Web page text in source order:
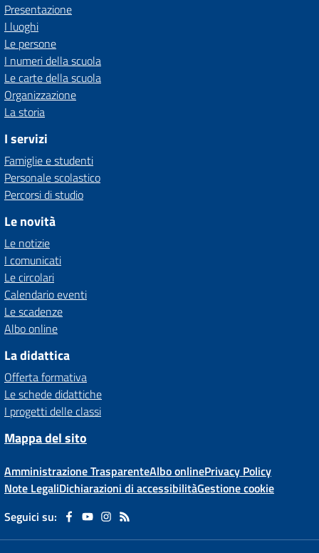
Presentazione
I luoghi
Le persone
I numeri della scuola
Le carte della scuola
Organizzazione
La storia
I servizi
Famiglie e studenti
Personale scolastico
Percorsi di studio
Le novità
Le notizie
I comunicati
Le circolari
Calendario eventi
Le scadenze
Albo online
La didattica
Offerta formativa
Le schede didattiche
I progetti delle classi
Mappa del sito
Amministrazione TrasparenteAlbo onlinePrivacy Policy
Note LegaliDichiarazioni di accessibilitàGestione cookie
Seguici su: